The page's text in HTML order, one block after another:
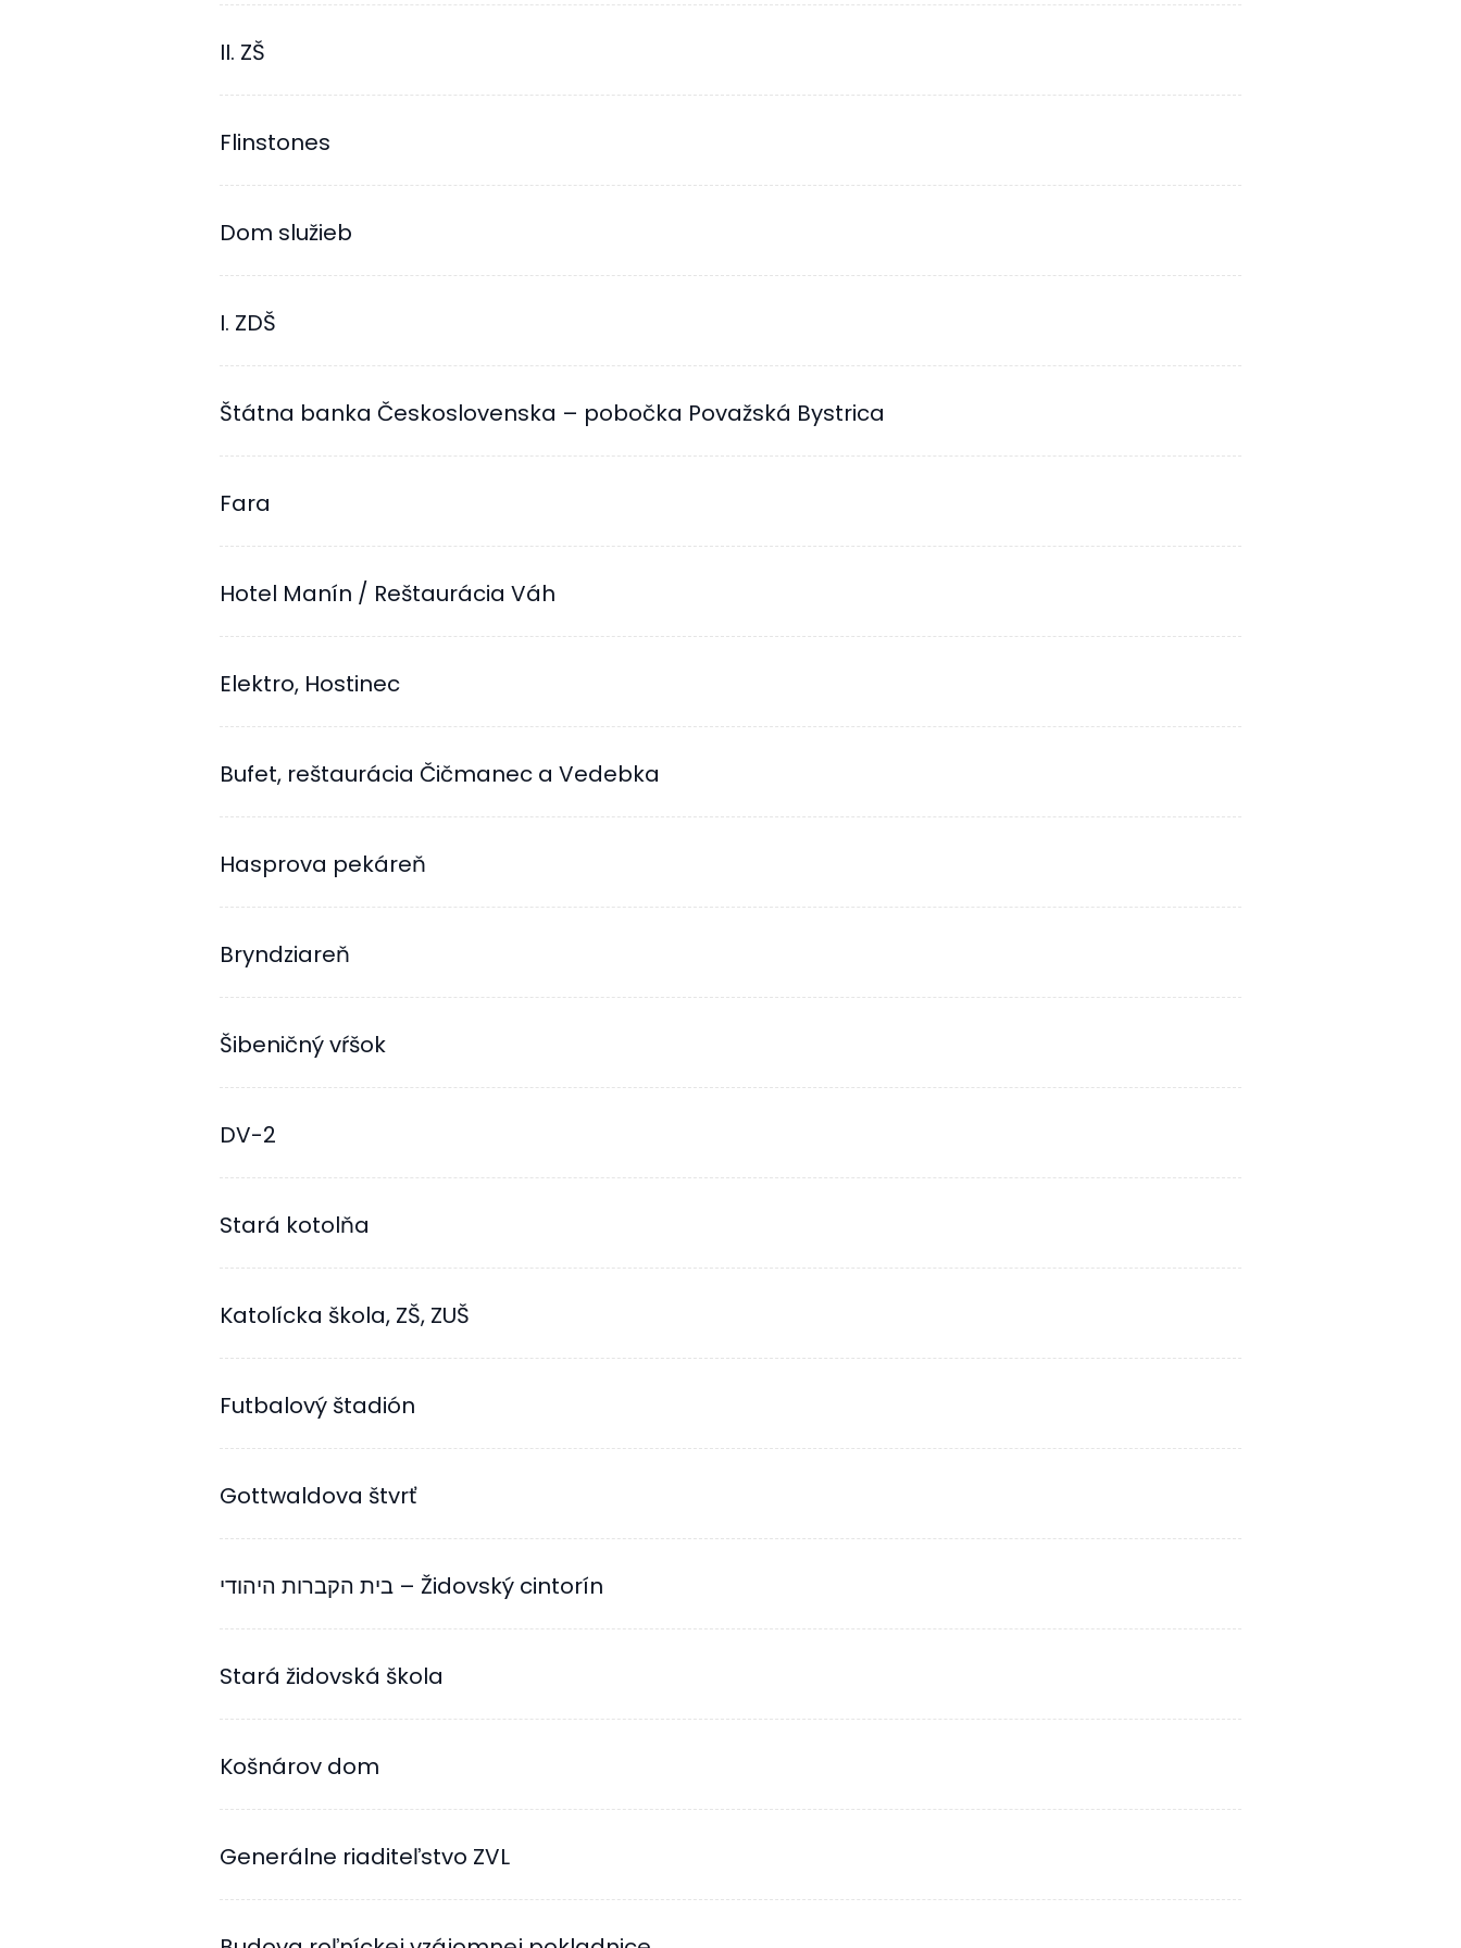
II. ZŠ
Flinstones
Dom služieb
I. ZDŠ
Štátna banka Československa – pobočka Považská Bystrica
Fara
Hotel Manín / Reštaurácia Váh
Elektro, Hostinec
Bufet, reštaurácia Čičmanec a Vedebka
Hasprova pekáreň
Bryndziareň
Šibeničný vŕšok
DV-2
Stará kotolňa
Katolícka škola, ZŠ, ZUŠ
Futbalový štadión
Gottwaldova štvrť
בית הקברות היהודי – Židovský cintorín
Stará židovská škola
Košnárov dom
Generálne riaditeľstvo ZVL